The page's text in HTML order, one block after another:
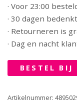
· Voor 23:00
· 30 dagen
· Retourneren is
· Dag en nacht
BESTEL BIJ
Artikelnummer: